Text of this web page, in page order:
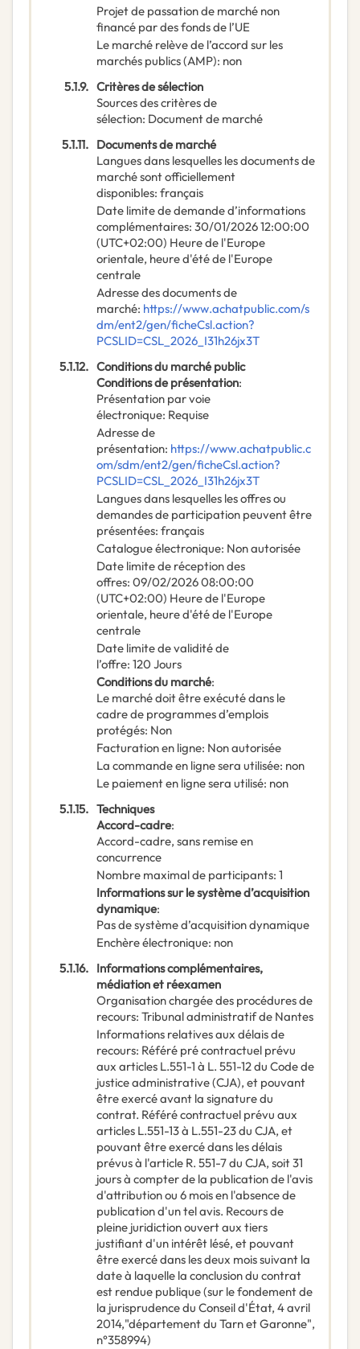
Projet de passation de marché non
financé par des fonds de l’UE
Le marché relève de l’accord sur les
marchés publics (AMP): non
5.1.9. Critères de sélection
Sources des critères de
sélection: Document de marché
5.1.11. Documents de marché
Langues dans lesquelles les documents de
marché sont officiellement
disponibles: français
Date limite de demande d’informations
complémentaires: 30/01/202612:00:00
(UTC+02:00) Heure de l'Europe
orientale, heure d'été de l'Europe
centrale
Adresse des documents de
marché: https://www.achatpublic.com/s
dm/ent2/gen/ficheCsl.action?
PCSLID=CSL_2026_I31h26jx3T
5.1.12. Conditions du marché public
Conditions de présentation:
Présentation par voie
électronique: Requise
Adresse de
présentation: https://www.achatpublic.c
om/sdm/ent2/gen/ficheCsl.action?
PCSLID=CSL_2026_I31h26jx3T
Langues dans lesquelles les offres ou
demandes de participation peuvent être
présentées: français
Catalogue électronique: Non autorisée
Date limite de réception des
offres: 09/02/202608:00:00
(UTC+02:00) Heure de l'Europe
orientale, heure d'été de l'Europe
centrale
Date limite de validité de
l’offre: 120 Jours
Conditions du marché:
Le marché doit être exécuté dans le
cadre de programmes d’emplois
protégés: Non
Facturation en ligne: Non autorisée
La commande en ligne sera utilisée: non
Le paiement en ligne sera utilisé: non
5.1.15. Techniques
Accord-cadre:
Accord-cadre, sans remise en
concurrence
Nombre maximal de participants: 1
Informations sur le système d’acquisition
dynamique:
Pas de système d’acquisition dynamique
Enchère électronique: non
5.1.16. Informations complémentaires,
médiation et réexamen
Organisation chargée des procédures de
recours: Tribunal administratif de Nantes
Informations relatives aux délais de
recours: Référé pré contractuel prévu
aux articles L.551-1 à L. 551-12 du Code de
justice administrative (CJA), et pouvant
être exercé avant la signature du
contrat. Référé contractuel prévu aux
articles L.551-13 à L.551-23 du CJA, et
pouvant être exercé dans les délais
prévus à l'article R. 551-7 du CJA, soit 31
jours à compter de la publication de l'avis
d'attribution ou 6 mois en l'absence de
publication d'un tel avis. Recours de
pleine juridiction ouvert aux tiers
justifiant d'un intérêt lésé, et pouvant
être exercé dans les deux mois suivant la
date à laquelle la conclusion du contrat
est rendue publique (sur le fondement de
la jurisprudence du Conseil d'État, 4 avril
2014,"département du Tarn et Garonne",
n°358994)